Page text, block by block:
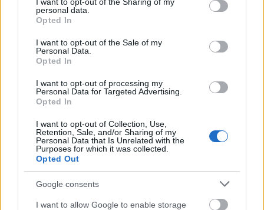
grant or deny consent to Google and its third-party tags to
use your data for below specified purposes in below Google
consent section.
personal data.
Opted In
I want to opt-out of the Sale of my
Personal Data.
Opted In
I want to opt-out of processing my
Personal Data for Targeted Advertising.
Opted In
I want to opt-out of Collection, Use,
Retention, Sale, and/or Sharing of my
Personal Data that Is Unrelated with the
Purposes for which it was collected.
Opted Out
Google consents
I want to allow Google to enable storage
Από το Δίκτυο